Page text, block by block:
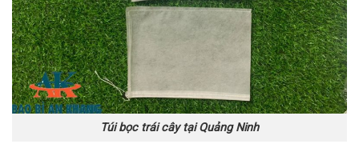
Túi bọc trái cây tại Quảng Ninh